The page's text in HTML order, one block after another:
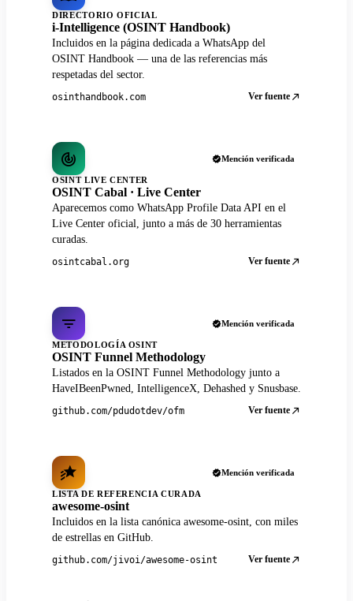
DIRECTORIO OFICIAL
i-Intelligence (OSINT Handbook)
Incluidos en la página dedicada a WhatsApp del
OSINT Handbook — una de las referencias más
respetadas del sector.
osinthandbook.com Ver fuente
Mención verificada
OSINT LIVE CENTER
OSINT Cabal · Live Center
Aparecemos como WhatsApp Profile Data API en el
Live Center oficial, junto a más de 30 herramientas
curadas.
osintcabal.org Ver fuente
Mención verificada
METODOLOGÍA OSINT
OSINT Funnel Methodology
Listados en la OSINT Funnel Methodology junto a
HaveIBeenPwned, IntelligenceX, Dehashed y Snusbase.
github.com/pdudotdev/ofm Ver fuente
Mención verificada
LISTA DE REFERENCIA CURADA
awesome-osint
Incluidos en la lista canónica awesome-osint, con miles
de estrellas en GitHub.
github.com/jivoi/awesome-osint Ver fuente